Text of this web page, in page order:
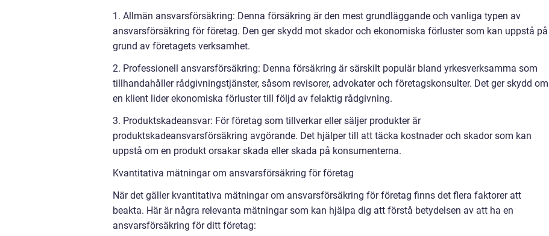
1. Allmän ansvarsförsäkring: Denna försäkring är den mest grundläggande och vanliga typen av
ansvarsförsäkring för företag. Den ger skydd mot skador och ekonomiska förluster som kan uppstå på
grund av företagets verksamhet.
2. Professionell ansvarsförsäkring: Denna försäkring är särskilt populär bland yrkesverksamma som
tillhandahåller rådgivningstjänster, såsom revisorer, advokater och företagskonsulter. Det ger skydd om
en klient lider ekonomiska förluster till följd av felaktig rådgivning.
3. Produktskadeansvar: För företag som tillverkar eller säljer produkter är
produktskadeansvarsförsäkring avgörande. Det hjälper till att täcka kostnader och skador som kan
uppstå om en produkt orsakar skada eller skada på konsumenterna.
Kvantitativa mätningar om ansvarsförsäkring för företag
När det gäller kvantitativa mätningar om ansvarsförsäkring för företag finns det flera faktorer att
beakta. Här är några relevanta mätningar som kan hjälpa dig att förstå betydelsen av att ha en
ansvarsförsäkring för ditt företag: